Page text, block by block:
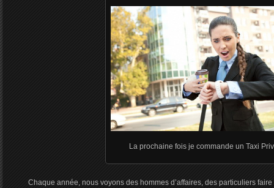
La prochaine fois je commande un Taxi
Chaque année, nous voyons des hommes d’affaires, des particuliers